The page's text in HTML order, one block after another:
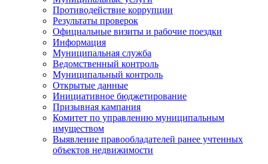
Противодействие коррупции
Результаты проверок
Официальные визиты и рабочие поездки
Информация
Муниципальная служба
Ведомственный контроль
Муниципальный контроль
Открытые данные
Инициативное бюджетирование
Призывная кампания
Комитет по управлению муниципальным
имуществом
Выявление правообладателей ранее учтенных
объектов недвижимости